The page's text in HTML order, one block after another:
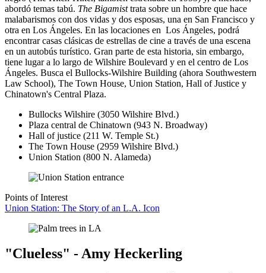
abordó temas tabú. The Bigamisttrata sobre un hombre que hace
malabarismos con dos vidas y dos esposas, una en San Francisco y
otra en Los Ángeles. En las locaciones en Los Ángeles, podrá
encontrar casas clásicas de estrellas de cine a través de una escena
en un autobús turístico. Gran parte de esta historia, sin embargo,
tiene lugar a lo largo de Wilshire Boulevard y en el centro de Los
Ángeles. Busca el Bullocks-Wilshire Building (ahora Southwestern
Law School), The Town House, Union Station, Hall of Justice y
Chinatown's Central Plaza.
Bullocks Wilshire (3050 Wilshire Blvd.)
Plaza central de Chinatown (943 N. Broadway)
Hall of justice (211 W. Temple St.)
The Town House (2959 Wilshire Blvd.)
Union Station (800 N. Alameda)
Points of Interest
Union Station: The Story of an L.A. Icon
"Clueless" - Amy Heckerling